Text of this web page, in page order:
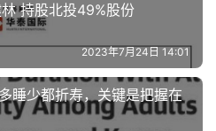
林 持股北投49%股份
2023年7月24日 14:01
睡少都折寿，关键是把握在